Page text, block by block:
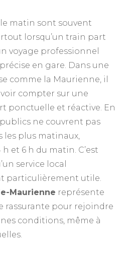
matin sont souvent
lorsqu’un train part
voyage professionnel
en gare. Dans une
comme la Maurienne, il
compter sur une
ponctuelle et réactive. En
ne couvrent pas
les plus matinaux,
et 6 h du matin. C’est
service local
particulièrement utile.
Maurienne représente
rassurante pour rejoindre
conditions, même à